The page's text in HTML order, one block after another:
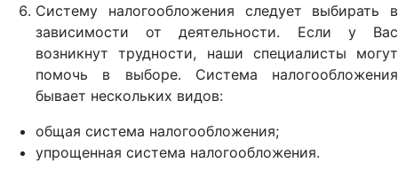
Систему налогообложения следует выбирать в
зависимости от деятельности. Если у Вас
возникнут трудности, наши специалисты могут
помочь в выборе. Система налогообложения
бывает нескольких видов:
общая система налогообложения;
упрощенная система налогообложения.